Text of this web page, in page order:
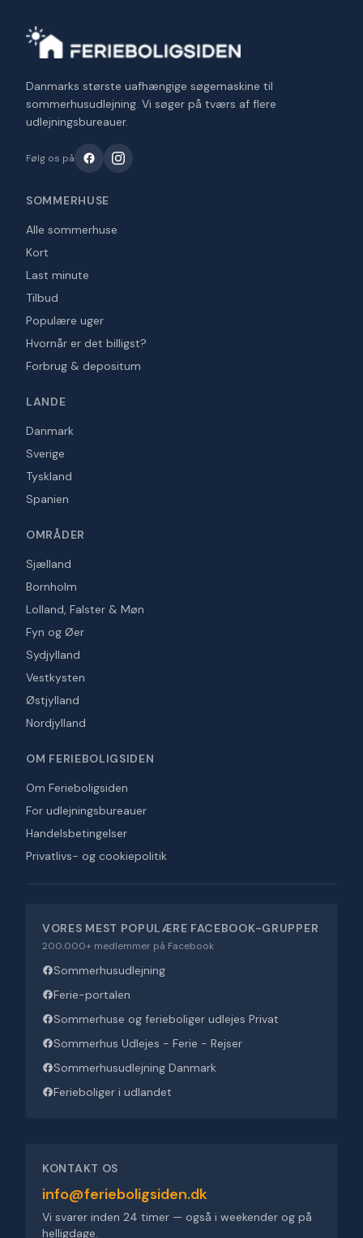
Danmarks største uafhængige søgemaskine til
sommerhusudlejning. Vi søger på tværs af flere
udlejningsbureauer.
Følg os på
SOMMERHUSE
Alle sommerhuse
Kort
Last minute
Tilbud
Populære uger
Hvornår er det billigst?
Forbrug & depositum
LANDE
Danmark
Sverige
Tyskland
Spanien
OMRÅDER
Sjælland
Bornholm
Lolland, Falster & Møn
Fyn og Øer
Sydjylland
Vestkysten
Østjylland
Nordjylland
OM FERIEBOLIGSIDEN
Om Ferieboligsiden
For udlejningsbureauer
Handelsbetingelser
Privatlivs- og cookiepolitik
VORES MEST POPULÆRE FACEBOOK-GRUPPER
200.000+ medlemmer på Facebook
Sommerhusudlejning
Ferie-portalen
Sommerhuse og ferieboliger udlejes Privat
Sommerhus Udlejes - Ferie - Rejser
Sommerhusudlejning Danmark
Ferieboliger i udlandet
KONTAKT OS
info@ferieboligsiden.dk
Vi svarer inden 24 timer — også i weekender og på
helligdage.